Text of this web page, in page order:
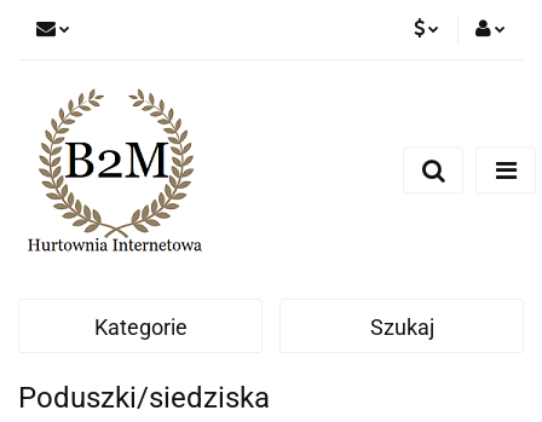
CZK
Dodaj zgłoszenie
Kategorie Szukaj
Poduszki/siedziska